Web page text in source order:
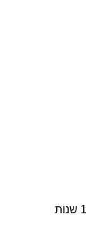
ברז מטבח נשלף 2 מצבי זרימה " קוקו לבן " 10 שנות